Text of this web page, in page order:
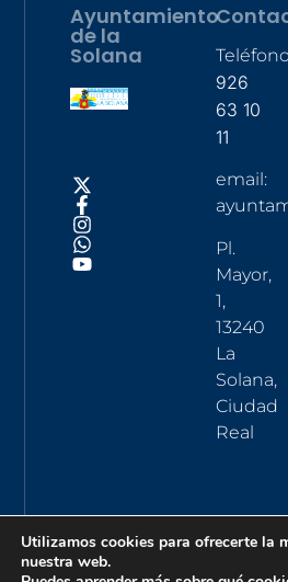
Ayuntamiento
de la
Solana
926
63 10
11
email:
Pl.
Mayor,
1,
13240
La
Solana,
Ciudad
Real
Utilizamos cookies para ofrecerte la
nuestra web.